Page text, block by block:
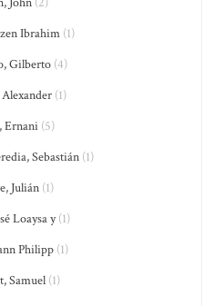
Ibrahim (1)
Gilberto (4)
(1)
Ernani (5)
Sebastián(1)
Julián(1)
Loaysa y(1)
Philipp(1)
Samuel(1)